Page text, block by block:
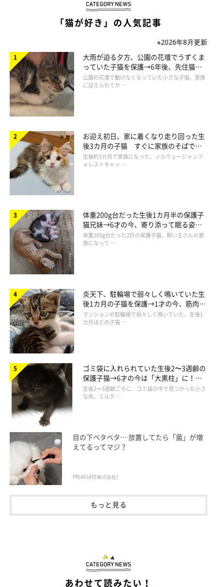
大きな音に驚いて、ものすごい勢いで逃げた際
逃げる足に力が入りすぎて、爪を数本剥がしてしまうくらいです
ねこのきもちweb
『ガシャーン！』とか大きな音は勘弁！だそう
もーちゃんの「面倒見のよさ」を感じるイイ話が知りたいです！
A
うにには結構キビシイので、『大きなオス猫』は好きじゃないみ
たいなのですが
小さな子猫のてんちゃんには、かなり優しいです。
シッポにじゃれつかれても、ガブー！と噛まれても
しばらくそのまま、遊ばせてあげていました♪
「猫が好き」の人気記事
※2026年8月更新
大雨が迫る夕方、公園の花壇でうずくま
っていた子猫を保護→6年後、先住猫
と“姉妹”のような関係に
公園の花壇で動けなくなっていた小さな子猫。家族
に迎えられてか …
お迎え初日、家に着くなり走り回った生
後3カ月の子猫 すぐに家族のそばで落
ち着く姿に「迎えてよかった」
生後約3カ月で家族になった、ノルウェージャンフ
ォレストキャッ …
体重200g台だった生後1カ月半の保護子
猫兄妹→6才の今、寄り添って眠る姿に
ほっこり！
体重200g台だった2匹の保護子猫。飼い主さんの家
族になって …
炎天下、駐輪場で弱々しく鳴いていた生
後1カ月の子猫を保護→1才の今、筋肉質
でツンデレなコに成長
マンションの駐輪場で弱々しく鳴いていた、生後1
カ月ほどの子猫 …
ゴミ袋に入れられていた生後2〜3週齢の
保護子猫→6才の今は「大黒柱」に！
美しい黒猫に成長した姿にグッとくる
生後2〜3週齢ごろに、ゴミ袋の中で見つかった小さ
な命。ミルク …
目の下ベタベタ… 放置してたら「菌」が増
えてるってマジ？
PR(AIGATE株式会社)
もっと見る
あわせて読みたい！